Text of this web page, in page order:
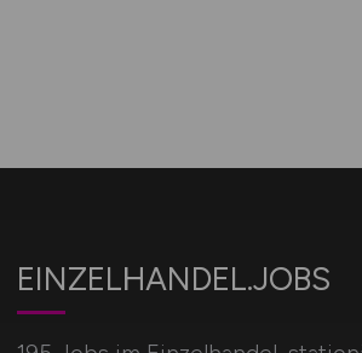
EINZELHANDEL.JOBS